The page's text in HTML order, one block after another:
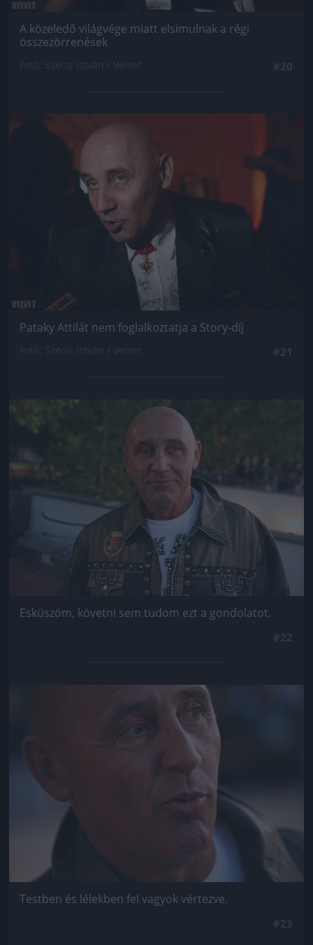
A közeledő világvége miatt elsimulnak a régi
összezörrenések
Jön még kép!
Pataky Attilát nem foglalkoztatja a Story-díj
Jön még kép!
Esküszöm, követni sem tudom ezt a gondolatot.
Jön még kép!
Testben és lélekben fel vagyok vértezve.